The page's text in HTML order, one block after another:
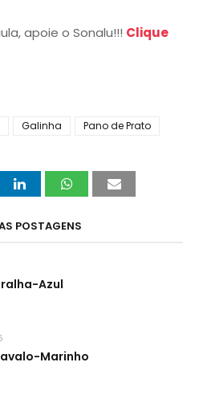
apoie o Sonalu!!! Clique
Galinha
Pano de Prato
POSTAGENS
Azul
Marinho